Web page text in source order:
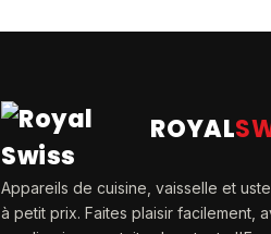
ROYAL
Appareils de cuisine, vaisselle et
à petit prix. Faites plaisir facilement,